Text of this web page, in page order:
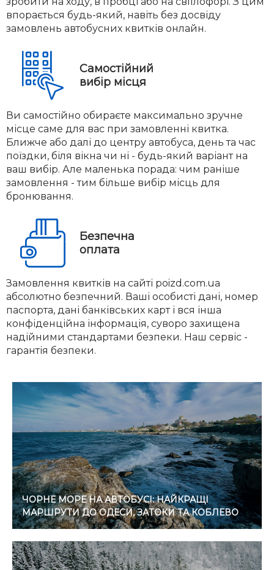
впорається будь-який, навіть без досвіду
замовлень автобусних квитків онлайн.
Самостійний
вибір місця
Ви самостійно обираєте максимально зручне
місце саме для вас при замовленні квитка.
Ближче або далі до центру автобуса, день та час
поїздки, біля вікна чи ні - будь-який варіант на
ваш вибір. Але маленька порада: чим раніше
замовлення - тим більше вибір місць для
бронювання.
Безпечна
оплата
Замовлення квитків на сайті poizd.com.ua
абсолютно безпечний. Ваші особисті дані, номер
паспорта, дані банківських карт і вся інша
конфіденційна інформація, суворо захищена
надійними стандартами безпеки. Наш сервіс -
гарантія безпеки.
ЧОРНЕ МОРЕ НА АВТОБУСІ: НАЙКРАЩІ
МАРШРУТИ ДО ОДЕСИ, ЗАТОКИ ТА КОБЛЕВО